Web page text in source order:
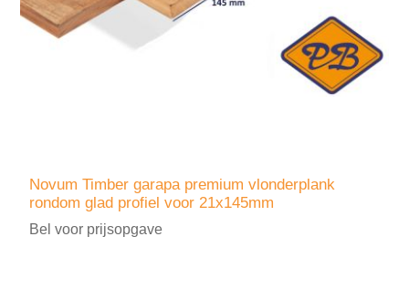
Novum Timber garapa premium vlonderplank
rondom glad profiel voor 21x145mm
Bel voor prijsopgave